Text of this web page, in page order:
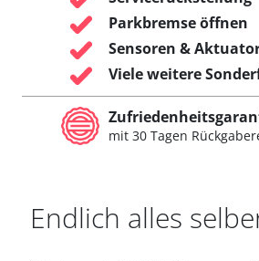
Parkbremse öffnen
Sensoren &
Viele weitere
mit 30 Tagen
Endlich alles